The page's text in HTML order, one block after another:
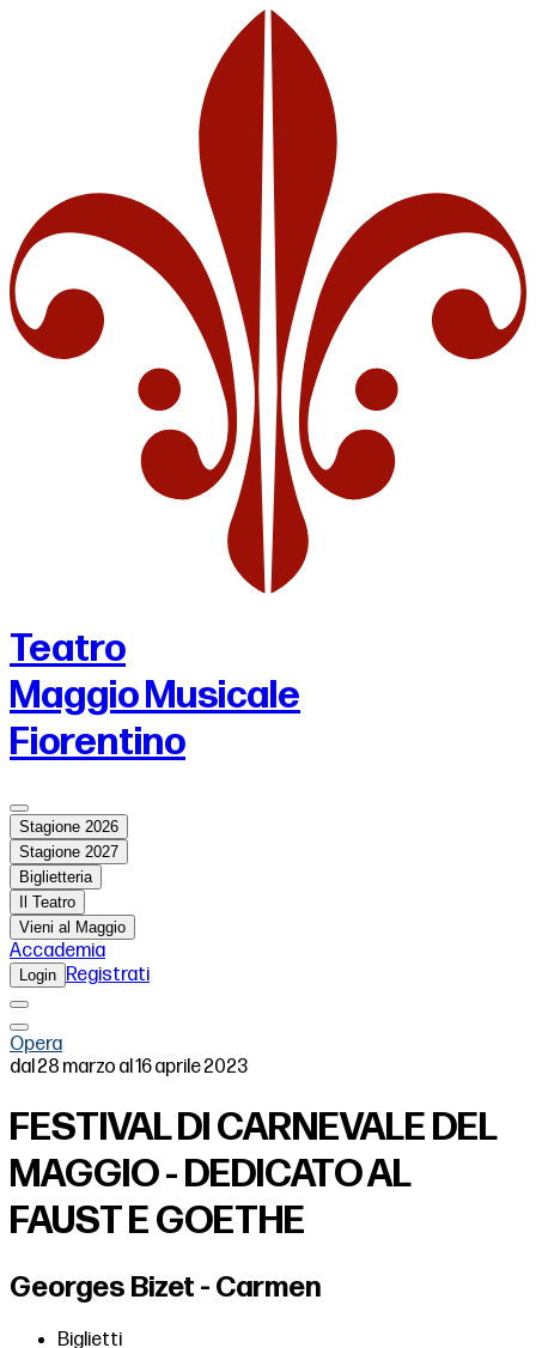
Teatro
Maggio Musicale
Fiorentino
Stagione 2026
Stagione 2027
Biglietteria
Il Teatro
Vieni al Maggio
Accademia
Login Registrati
Opera
dal 28 marzo al 16 aprile 2023
FESTIVAL DI CARNEVALE DEL
MAGGIO - DEDICATO AL
FAUST E GOETHE
Georges Bizet - Carmen
Biglietti